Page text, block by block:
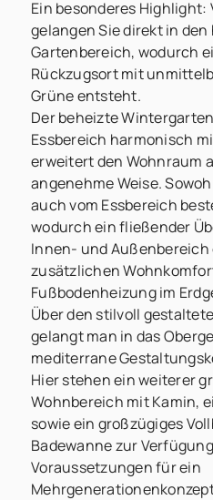
Ein besonderes Highlight:
gelangen Sie direkt in
Gartenbereich, wodurch
Rückzugsort mit
Grüne entsteht.
Der beheizte
Essbereich harmonisch
erweitert den Wohnraum
angenehme Weise.
auch vom Essbereich
wodurch ein fließender
Innen- und
zusätzlichen
Fußbodenheizung im
Über den stilvoll
gelangt man in das
mediterrane
Hier stehen ein weiterer
Wohnbereich mit Kamin,
sowie ein großzügiges
Badewanne zur
Voraussetzungen für ein